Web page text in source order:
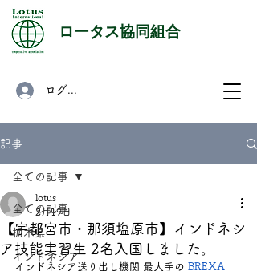
​ロータス協同組合
ログイン
記事
全ての記事
栃木県
インドネシア
全ての記事
【宇都宮市・那須塩原市】インドネシ
ア技能実習生 2名入国しました。
lotus
2月19日
インドネシア送り出し機関 最大手の BREXA